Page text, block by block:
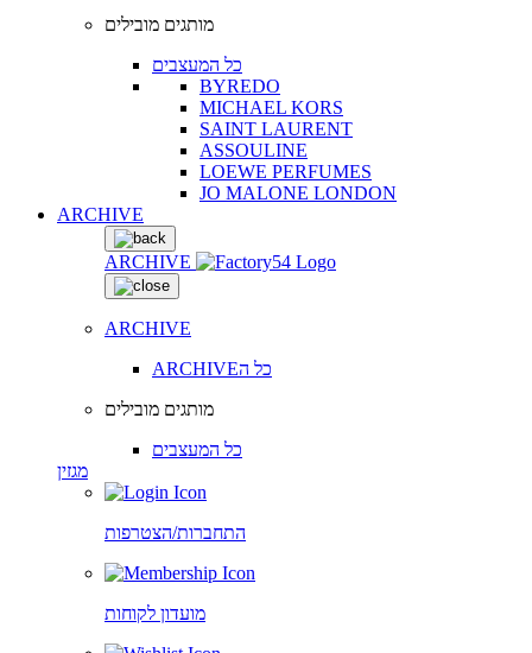
מותגים מובילים
כל המעצבים
BYREDO
MICHAEL KORS
SAINT LAURENT
ASSOULINE
LOEWE PERFUMES
JO MALONE LONDON
ARCHIVE
ARCHIVE
ARCHIVE
ARCHIVEכל ה
מותגים מובילים
כל המעצבים
מגזין
התחברות/הצטרפות
מועדון לקוחות